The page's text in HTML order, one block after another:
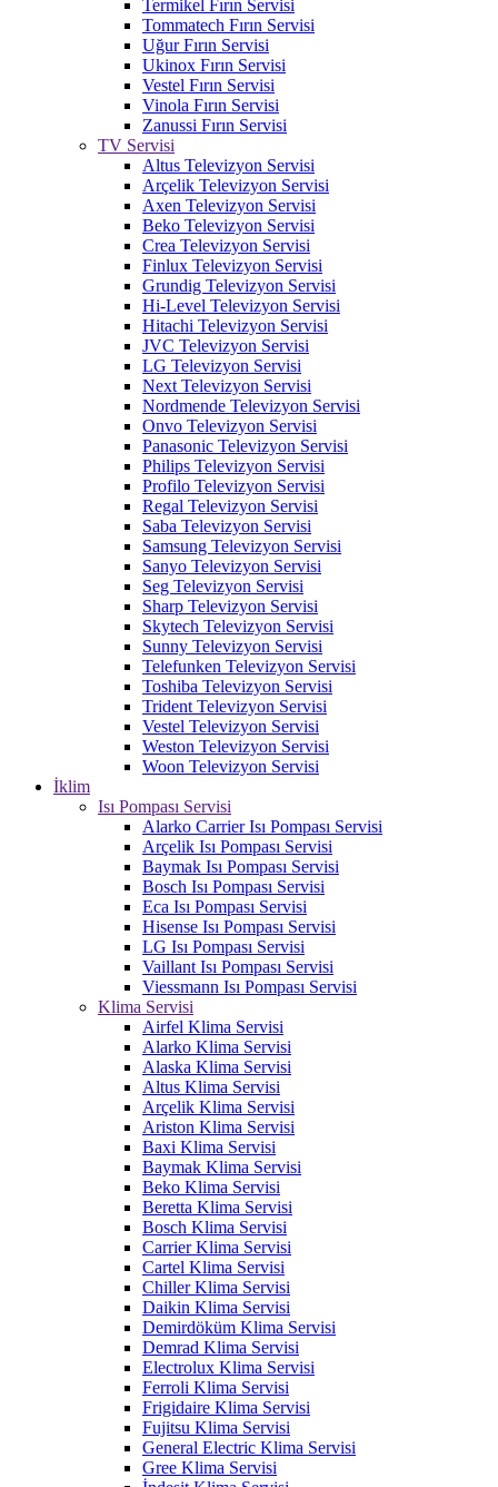
Termikel Fırın Servisi
Tommatech Fırın Servisi
Uğur Fırın Servisi
Ukinox Fırın Servisi
Vestel Fırın Servisi
Vinola Fırın Servisi
Zanussi Fırın Servisi
TV Servisi
Altus Televizyon Servisi
Arçelik Televizyon Servisi
Axen Televizyon Servisi
Beko Televizyon Servisi
Crea Televizyon Servisi
Finlux Televizyon Servisi
Grundig Televizyon Servisi
Hi-Level Televizyon Servisi
Hitachi Televizyon Servisi
JVC Televizyon Servisi
LG Televizyon Servisi
Next Televizyon Servisi
Nordmende Televizyon Servisi
Onvo Televizyon Servisi
Panasonic Televizyon Servisi
Philips Televizyon Servisi
Profilo Televizyon Servisi
Regal Televizyon Servisi
Saba Televizyon Servisi
Samsung Televizyon Servisi
Sanyo Televizyon Servisi
Seg Televizyon Servisi
Sharp Televizyon Servisi
Skytech Televizyon Servisi
Sunny Televizyon Servisi
Telefunken Televizyon Servisi
Toshiba Televizyon Servisi
Trident Televizyon Servisi
Vestel Televizyon Servisi
Weston Televizyon Servisi
Woon Televizyon Servisi
İklim
Isı Pompası Servisi
Alarko Carrier Isı Pompası Servisi
Arçelik Isı Pompası Servisi
Baymak Isı Pompası Servisi
Bosch Isı Pompası Servisi
Eca Isı Pompası Servisi
Hisense Isı Pompası Servisi
LG Isı Pompası Servisi
Vaillant Isı Pompası Servisi
Viessmann Isı Pompası Servisi
Klima Servisi
Airfel Klima Servisi
Alarko Klima Servisi
Alaska Klima Servisi
Altus Klima Servisi
Arçelik Klima Servisi
Ariston Klima Servisi
Baxi Klima Servisi
Baymak Klima Servisi
Beko Klima Servisi
Beretta Klima Servisi
Bosch Klima Servisi
Carrier Klima Servisi
Cartel Klima Servisi
Chiller Klima Servisi
Daikin Klima Servisi
Demirdöküm Klima Servisi
Demrad Klima Servisi
Electrolux Klima Servisi
Ferroli Klima Servisi
Frigidaire Klima Servisi
Fujitsu Klima Servisi
General Electric Klima Servisi
Gree Klima Servisi